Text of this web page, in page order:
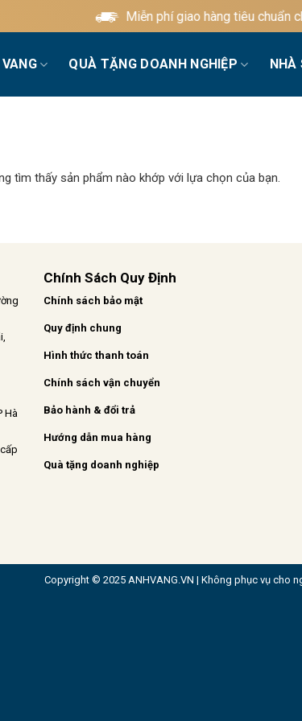
Miễn phí giao hàng tiêu chuẩn
QUÀ TẶNG DOANH NGHIỆP NHÀ
tìm thấy sản phẩm nào khớp với lựa chọn của bạn.
Hà
Chính Sách Quy Định
Chính sách bảo mật
Quy định chung
Hình thức thanh toán
Chính sách vận chuyển
Bảo hành & đổi trả
Hướng dẫn mua hàng
Quà tặng doanh nghiệp
Copyright © 2025 ANHVANG.VN | Không phục vụ cho